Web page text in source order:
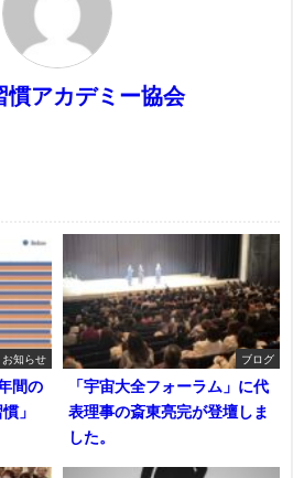
慣アカデミー協会
お知らせ
間の
」
ブログ
「宇宙大全フォーラム」に代
表理事の斎東亮完が登壇しま
した。